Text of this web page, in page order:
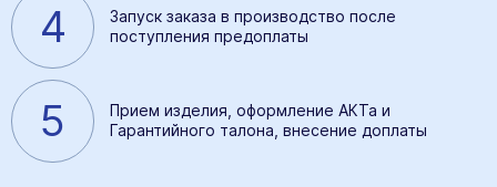
4
Запуск заказа в производство после
поступления предоплаты
5
Прием изделия, оформление АКТа и
Гарантийного талона, внесение доплаты